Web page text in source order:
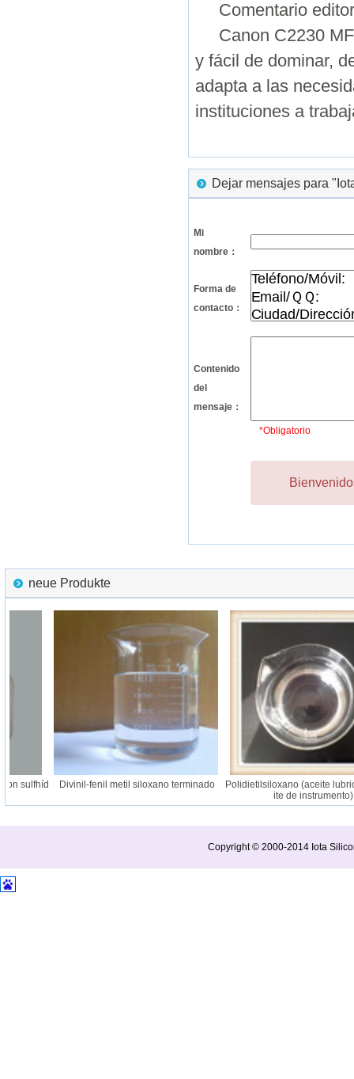
Comentario
Canon C2230
y fácil de dominar,
adapta a las
instituciones a
Dejar mensajes para
Mi
nombre：
Forma de
contacto：
Contenido
del
mensaje：
*Obligatorio
neue Produkte
sulfhíd Divinil-fenil metil siloxano terminado
Polidietilsiloxano (aceite
ite de instrumento)
Copyright © 2000-2014 Iota